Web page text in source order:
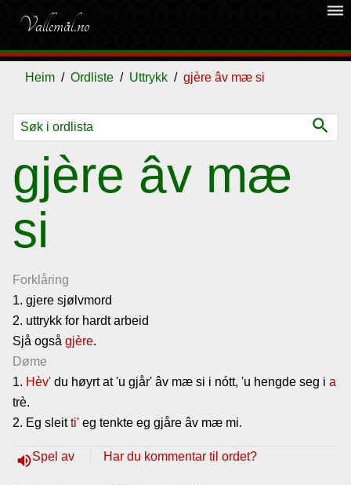
Vallemål.no
dehaze
Heim Ordliste Uttrykk gjère âv mæ si
search
gjère âv mæ
si
Forklåring
1. gjere sjølvmord
2. uttrykk for hardt arbeid
Sjå også gjère.
Døme
1. Hèv' du høyrt at 'u gjår' âv mæ si i nótt, 'u hengde seg i a
trè.
2. Eg sleitti' eg tenkte eg gjåre âv mæ mi.
volume_upSpel av Har du kommentar til ordet?
Ordliste
Om
vallemålet
Gjestebok
Nyhende
Lenkjer
Kontakt
oss